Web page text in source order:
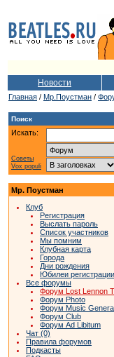
Новости
Главная / Мр.Поустман /
Поиск
Искать:
Советы
Vox populi
Мр. Поустман
Клуб
Регистрация
Выслать пароль
Список участников
Мы помним
Клубная карта
Города
Дни рождения
Юбилеи регистрации
Все форумы
Форум Lost Lennon
Форум Photo
Форум Music
Форум Club
Форум Ad Libitum
Чат (0)
Правила форумов
Подкасты